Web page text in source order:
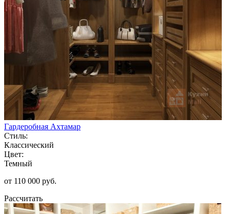
Гардеробная Ахтамар
Стиль:
Классический
Цвет:
Темный
от 110 000 руб.
Рассчитать